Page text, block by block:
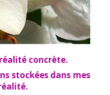
concrète.
stockées dans mes